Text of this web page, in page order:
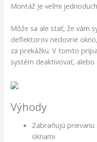
Montáž je veľmi
Môže sa ale stať, že vám
deflektorov nedovrie
za prekážku. V tomto
systém deaktivovať,
Výhody
Zabraňujú
oknami